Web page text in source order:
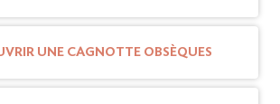
déposer vos messages de
et témoignages sur ce site.
UNE CAGNOTTE OBSÈQUES